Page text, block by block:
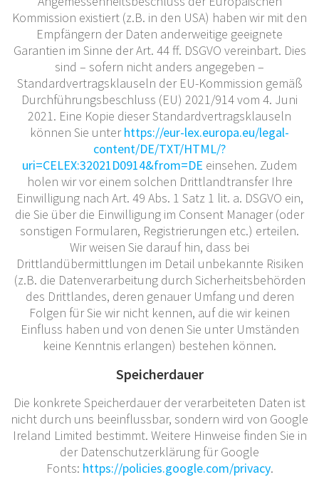
Kommission existiert (z.B. in den USA) haben wir mit den
Empfängern der Daten anderweitige geeignete
Garantien im Sinne der Art. 44 ff. DSGVO vereinbart. Dies
sind – sofern nicht anders angegeben –
Standardvertragsklauseln der EU-Kommission gemäß
Durchführungsbeschluss (EU) 2021/914 vom 4. Juni
2021. Eine Kopie dieser Standardvertragsklauseln
können Sie unterhttps://eur-lex.europa.eu/legal-
content/DE/TXT/HTML/?
uri=CELEX:32021D0914&from=DE einsehen. Zudem
holen wir vor einem solchen Drittlandtransfer Ihre
Einwilligung nach Art. 49 Abs. 1 Satz 1 lit. a. DSGVO ein,
die Sie über die Einwilligung im Consent Manager (oder
sonstigen Formularen, Registrierungen etc.) erteilen.
Wir weisen Sie darauf hin, dass bei
Drittlandübermittlungen im Detail unbekannte Risiken
(z.B. die Datenverarbeitung durch Sicherheitsbehörden
des Drittlandes, deren genauer Umfang und deren
Folgen für Sie wir nicht kennen, auf die wir keinen
Einfluss haben und von denen Sie unter Umständen
keine Kenntnis erlangen) bestehen können.
Speicherdauer
Die konkrete Speicherdauer der verarbeiteten Daten ist
nicht durch uns beeinflussbar, sondern wird von Google
Ireland Limited bestimmt. Weitere Hinweise finden Sie in
der Datenschutzerklärung für Google
Fonts: https://policies.google.com/privacy.